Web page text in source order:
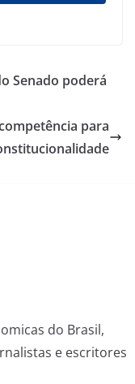
Senado poderá
para
do Brasil,
e escritores